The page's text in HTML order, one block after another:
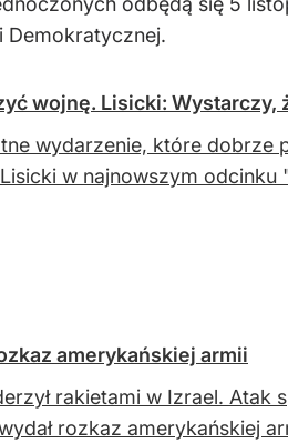
Demokratycznej.
wojnę. Lisicki: Wystarczy,
wydarzenie, które dobrze
Lisicki w najnowszym odcinku
amerykańskiej armii
rakietami w Izrael. Atak
rozkaz amerykańskiej